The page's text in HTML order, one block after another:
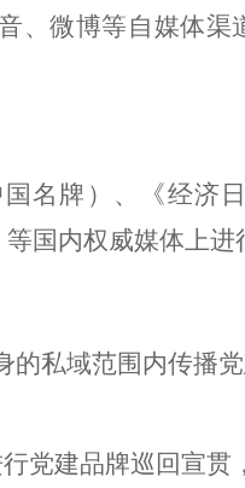
、微博等自媒体
名牌）、《经济
国内权威媒体上进
私域范围内传播党
党建品牌巡回宣贯